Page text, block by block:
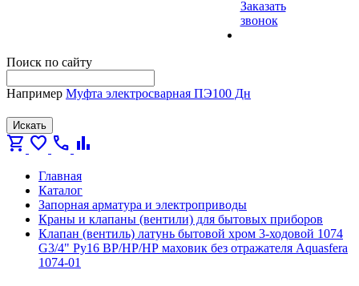
Заказать
звонок
Поиск по сайту
Например Муфта электросварная ПЭ100 Дн
Искать
shopping_cart favorite call bar_chart
Главная
Каталог
Запорная арматура и электроприводы
Краны и клапаны (вентили) для бытовых приборов
Клапан (вентиль) латунь бытовой хром 3-ходовой 1074
G3/4" Ру16 ВР/НР/НР маховик без отражателя Aquasfera
1074-01